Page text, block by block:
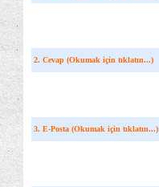
2. Cevap (Okumak için tıklatın...)
3. E-Posta (Okumak için tıklatın...)